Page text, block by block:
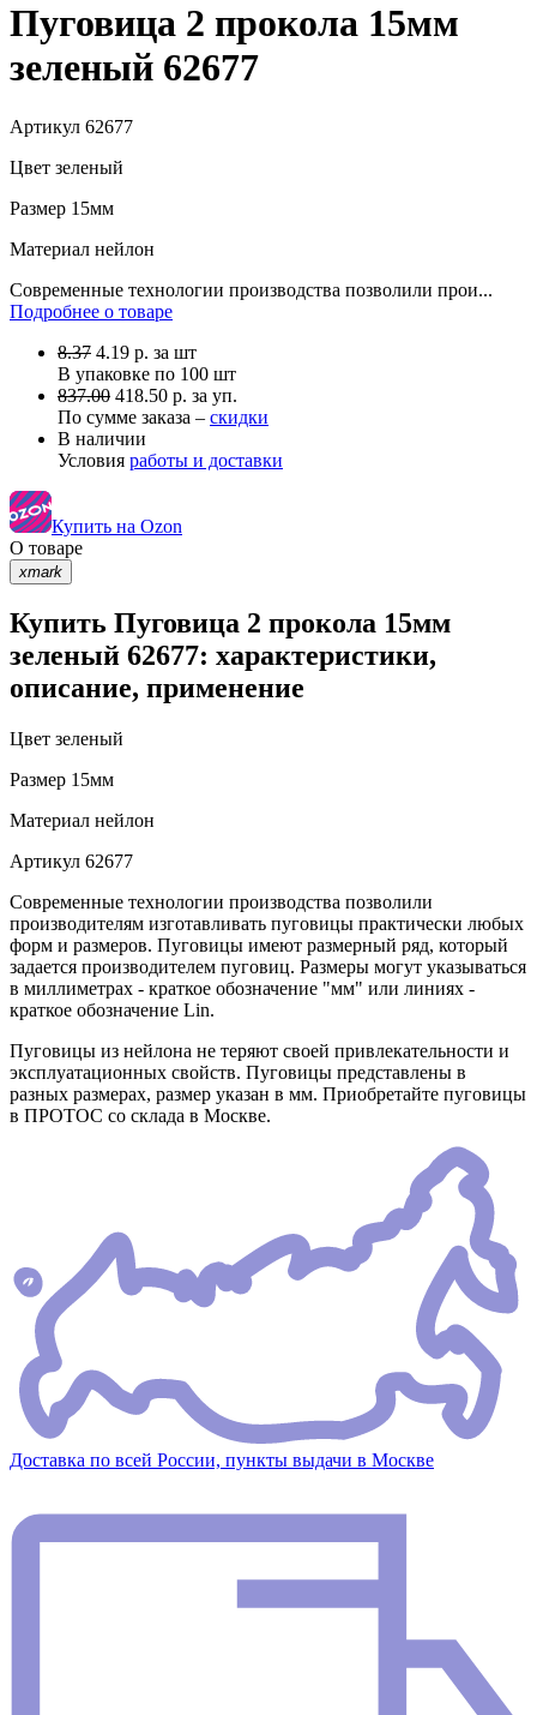
Пуговица 2 прокола 15мм
зеленый 62677
Артикул 62677
Цвет зеленый
Размер 15мм
Материал нейлон
Современные технологии производства позволили прои...
Подробнее о товаре
8.37 4.19 р. за шт
В упаковке по 100 шт
837.00 418.50 р. за уп.
По сумме заказа – скидки
В наличии
Условия работы и доставки
Купить на Ozon
О товаре
xmark
Купить Пуговица 2 прокола 15мм
зеленый 62677: характеристики,
описание, применение
Цвет зеленый
Размер 15мм
Материал нейлон
Артикул 62677
Современные технологии производства позволили
производителям изготавливать пуговицы практически любых
форм и размеров. Пуговицы имеют размерный ряд, который
задается производителем пуговиц. Размеры могут указываться
в миллиметрах - краткое обозначение "мм" или линиях -
краткое обозначение Lin.
Пуговицы из нейлона не теряют своей привлекательности и
эксплуатационных свойств. Пуговицы представлены в
разных размерах, размер указан в мм. Приобретайте пуговицы
в ПРОТОС со склада в Москве.
Доставка по всей России, пункты выдачи в Москве